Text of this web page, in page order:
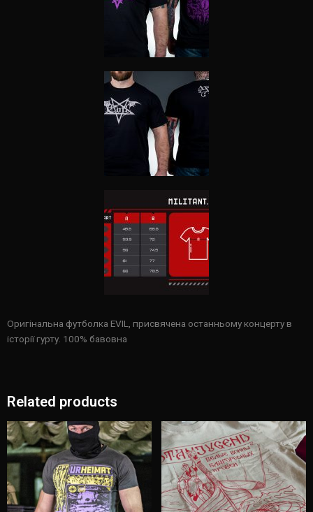
Оригінальна футболка EVIL, присвячена останньому концерту в
історії гурту. 100% бавовна
Related products